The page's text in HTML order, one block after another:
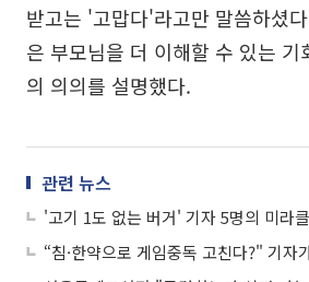
받고는 '고맙다'라고만 말씀하셨
은 부모님을 더 이해할 수 있는
의 의의를 설명했다.
관련 뉴스
'고기 1도 없는 버거' 기자 5명의 미라